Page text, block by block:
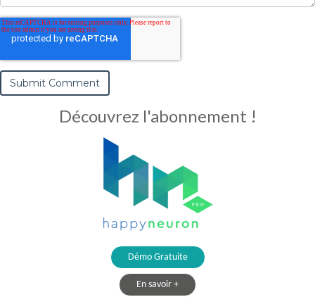
Découvrez l'abonnement !
Démo Gratuite
En savoir +